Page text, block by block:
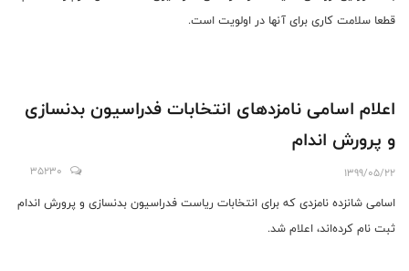
قطعا سلامت کاری برای آنها در اولویت است.
اعلام اسامی نامزدهای انتخابات فدراسیون بدنسازی
و پرورش اندام
1399/05/22
35230
اسامی شانزده نامزدی که برای انتخابات ریاست فدراسیون بدنسازی و پرورش اندام
ثبت نام کرده‌اند، اعلام شد.